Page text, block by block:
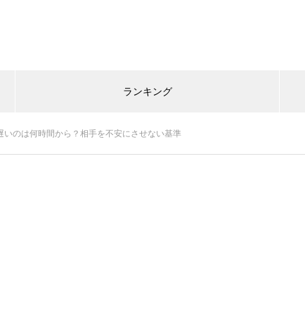
ランキング
いのは何時間から？相手を不安にさせない基準